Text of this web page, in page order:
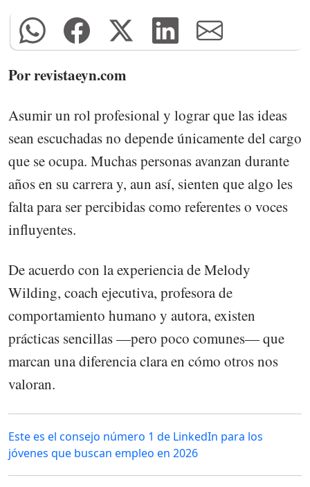
Por revistaeyn.com
Asumir un rol profesional y lograr que las ideas
sean escuchadas no depende únicamente del cargo
que se ocupa. Muchas personas avanzan durante
años en su carrera y, aun así, sienten que algo les
falta para ser percibidas como referentes o voces
influyentes.
De acuerdo con la experiencia de Melody
Wilding, coach ejecutiva, profesora de
comportamiento humano y autora, existen
prácticas sencillas —pero poco comunes— que
marcan una diferencia clara en cómo otros nos
valoran.
Este es el consejo número 1 de LinkedIn para los
jóvenes que buscan empleo en 2026